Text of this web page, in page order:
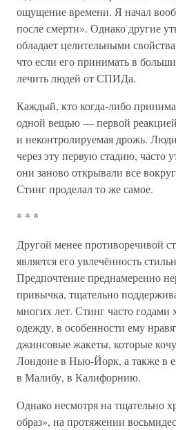
ощущение времени. Я начал
после смерти». Однако другие
обладает целительными
что если его принимать в
лечить людей от СПИДа.
Каждый, кто когда-либо
одной вещью — первой реакцией
и неконтролируемая дрожь.
через эту первую стадию, часто
они заново открывали все
Стинг проделал то же самое.
* * *
Другой менее противоречивой
является его увлечённость
Предпочтение преднамеренно
привычка, тщательно
многих лет. Стинг часто годами
одежду, в особенности ему
джинсовые жакеты, которые
Лондоне в Нью-Йорк, а также в
в Малибу, в Калифорнию.
Однако несмотря на тщательно
образ», на протяжении